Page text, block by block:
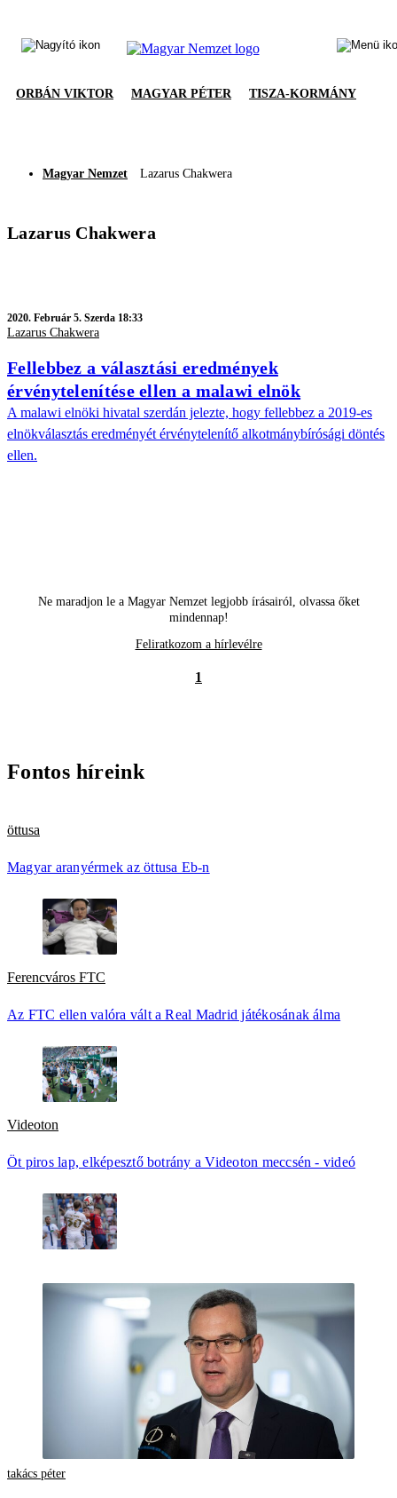
ORBÁN VIKTOR MAGYAR PÉTER TISZA-KORMÁNY
Magyar Nemzet Lazarus Chakwera
Lazarus Chakwera
2020. Február 5. Szerda 18:33
Lazarus Chakwera
Fellebbez a választási eredmények
érvénytelenítése ellen a malawi elnök
A malawi elnöki hivatal szerdán jelezte, hogy fellebbez a 2019-es
elnökválasztás eredményét érvénytelenítő alkotmánybírósági döntés
ellen.
Ne maradjon le a Magyar Nemzet legjobb írásairól, olvassa őket
mindennap!
Feliratkozom a hírlevélre
1
Fontos híreink
öttusa
Magyar aranyérmek az öttusa Eb-n
Ferencváros FTC
Az FTC ellen valóra vált a Real Madrid játékosának álma
Videoton
Öt piros lap, elképesztő botrány a Videoton meccsén - videó
takács péter